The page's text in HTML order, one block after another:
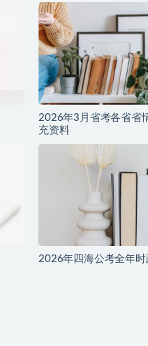
2026年3月省考各省省
充资料
2026年四海公考全年时